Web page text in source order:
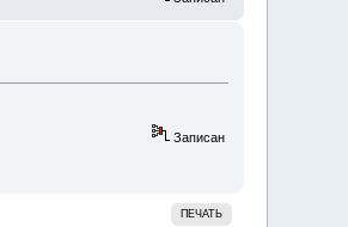
Записан
ПЕЧАТЬ